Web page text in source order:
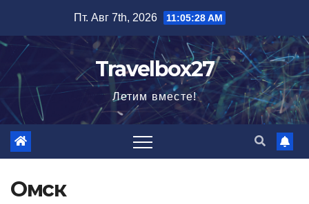
содержимому
Пт. Авг 7th, 2026 11:05:29 AM
Travelbox27
Летим вместе!
Омск